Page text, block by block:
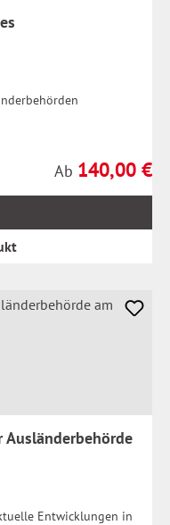
Regulärer Preis:
Ab 140,00 €
Entwicklungen in